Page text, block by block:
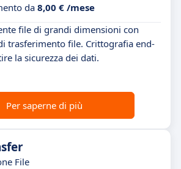
da 8,00 € /mese
file di grandi dimensioni con
trasferimento file. Crittografia end-
la sicurezza dei dati.
Per saperne di più
File